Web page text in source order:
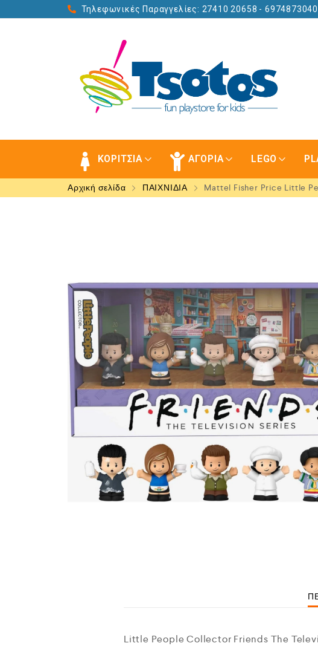
Τηλεφωνικές Παραγγελίες: 27410 20658 - 6974873040
ΚΟΡΙΤΣΙΑ ΑΓΟΡΙΑ LEGO
Αρχική σελίδα ΠΑΙΧΝΙΔΙΑ Mattel Fisher Price Little
Little People Collector Friends The